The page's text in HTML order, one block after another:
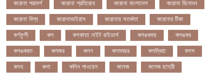
করোনা পরামর্শ করোনা প্রতিরোধ করোনা বাংলাদেশ করোনা বিনোদন
করোনা বিশ্ব করোনাভাইরাস করোনায় সতর্কতা করোনার টিকা
কর্ণফুলী কল কলকাতা নাইট রাইডার্স কলঙকময় কলঙকর
কলঙকরত কলজর কলন কলমবয়র কলম্বিয়া কলস
কলহ কলা কলিন পাওয়েল কলেজ কলেজ ছাত্রী